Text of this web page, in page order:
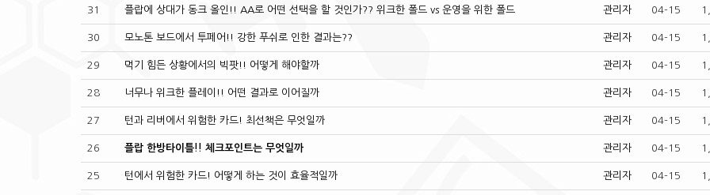
31 플랍에 상대가 동크 올인!! AA로 어떤 선택을 할 것인가?? 위크한 폴드 vs 운영을 위한 폴드 관리자 04-15
30 모노톤 보드에서 투페어!! 강한 푸쉬로 인한 결과는?? 관리자 04-15
29 먹기 힘든 상황에서의 빅팟!! 어떻게 해야할까 관리자 04-15
28 너무나 위크한 플레이!! 어떤 결과로 이어질까 관리자 04-15
27 턴과 리버에서 위험한 카드! 최선책은 무엇일까 관리자 04-15
26 플랍 한방타이틀!! 체크포인트는 무엇일까 관리자 04-15
25 턴에서 위험한 카드! 어떻게 하는 것이 효율적일까 관리자 04-15